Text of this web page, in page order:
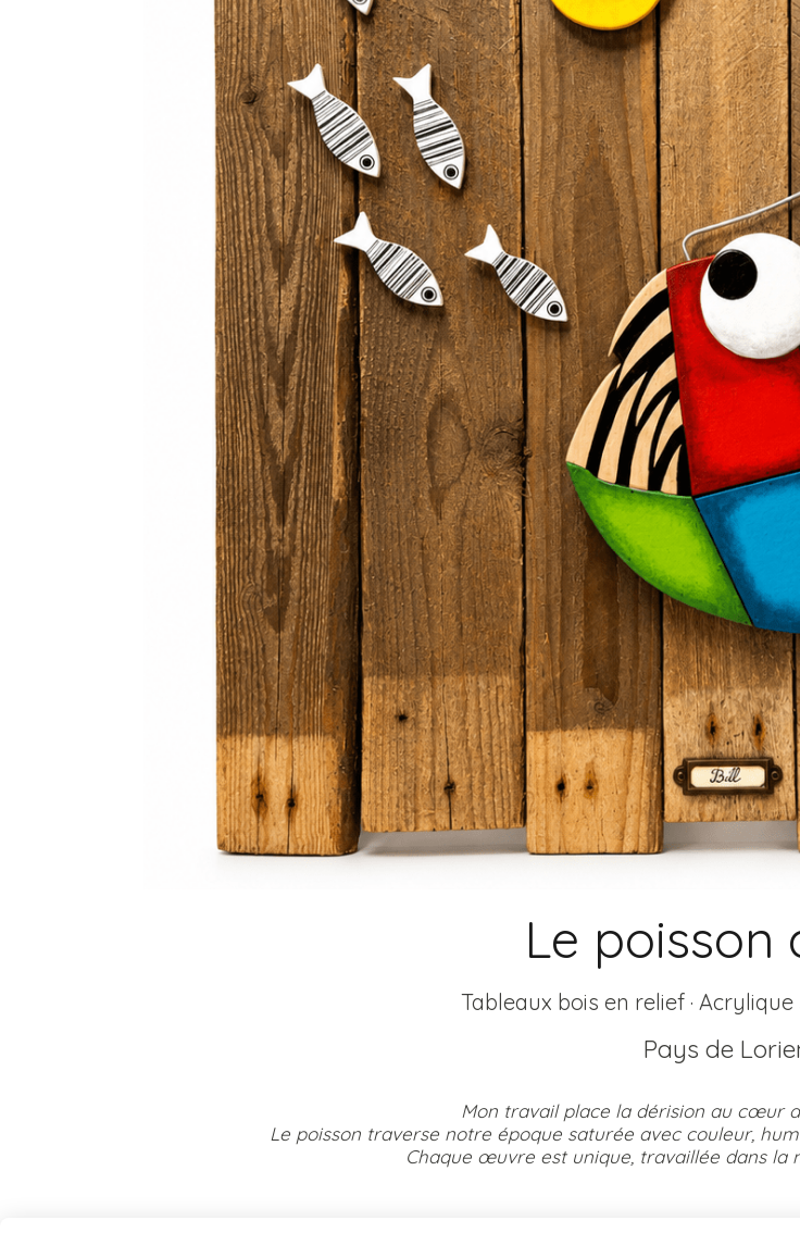
Le poisson
Tableaux bois en relief ·
Pays de
Mon travail place la dérision au cœur
Le poisson traverse notre époque saturée avec couleur,
Chaque œuvre est unique, travaillée dans la